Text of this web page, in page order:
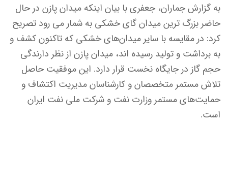
به گزارش جماران، جعفری با بیان اینکه میدان پازن در حال
حاضر بزرگ ترین میدان گای خشکی به شمار می رود تصریح
کرد: در مقایسه با سایر میدان‌های خشکی که تاکنون کشف و
به برداشت و تولید رسیده اند، میدان پازن از نظر دارندگی
حجم گاز در جایگاه نخست قرار دارد. این موفقیت حاصل
تلاش مستمر متخصصان و کارشناسان مدیریت اکتشاف و
حمایت‌های مستمر وزارت نفت و شرکت ملی نفت ایران
است.